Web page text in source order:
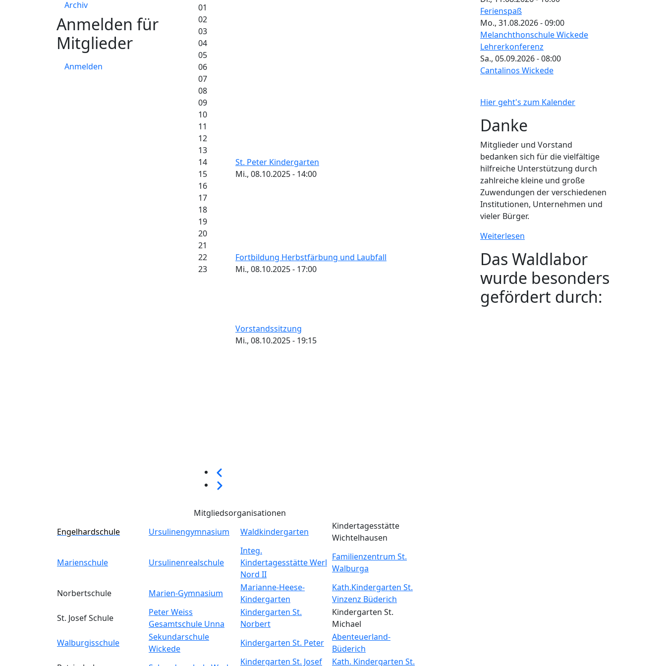
01
02
03
04
05
06
07
08
09
10
11
12
13
14
15
16
17
18
19
20
21
22
23
St. Peter Kindergarten
Mi., 08.10.2025 - 14:00
Fortbildung Herbstfärbung und Laubfall
Mi., 08.10.2025 - 17:00
Vorstandssitzung
Mi., 08.10.2025 - 19:15
Seitennummerierung
Weiter
Archiv
Anmelden für
Mitglieder
Anmelden
Ferienspaß
Mo., 31.08.2026 - 09:00
Melanchthonschule Wickede
Lehrerkonferenz
Sa., 05.09.2026 - 08:00
Cantalinos Wickede
Hier geht's zum Kalender
Danke
Mitglieder und Vorstand
bedanken sich für die vielfältige
hilfreiche Unterstützung durch
zahlreiche kleine und große
Zuwendungen der verschiedenen
Institutionen, Unternehmen und
vieler Bürger.
Weiterlesen
Das Waldlabor
wurde besonders
gefördert durch:
Mitgliedsorganisationen
Engelhardschule
Ursulinengymnasium Waldkindergarten
Kindertagesstätte
Wichtelhausen
Marienschule Ursulinenrealschule
Integ.
Kindertagesstätte Werl
Nord II
Familienzentrum St.
Walburga
Norbertschule Marien-Gymnasium
Marianne-Heese-
Kindergarten
Kath.Kindergarten St.
Vinzenz Büderich
St. Josef Schule
Peter Weiss
Gesamtschule Unna
Kindergarten St.
Norbert
Kindergarten St.
Michael
Walburgisschule
Sekundarschule
Wickede
Kindergarten St. Peter
Abenteuerland-
Büderich
Kindergarten St. Josef Kath. Kindergarten St.